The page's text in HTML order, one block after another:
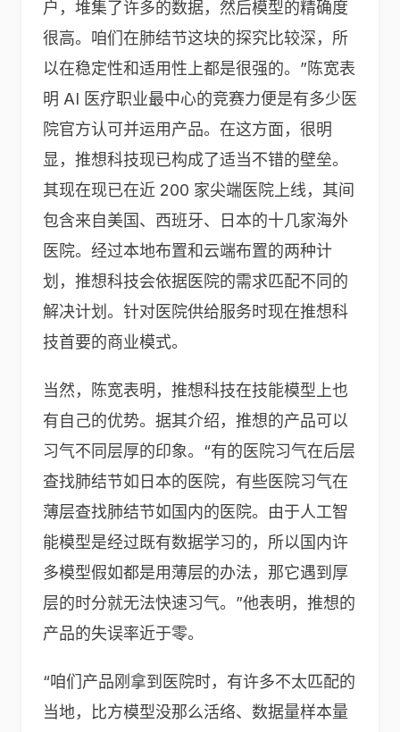
户，堆集了许多的数据，然后模型的精确度
很高。咱们在肺结节这块的探究比较深，所
以在稳定性和适用性上都是很强的。”陈宽表
明 AI 医疗职业最中心的竞赛力便是有多少医
院官方认可并运用产品。在这方面，很明
显，推想科技现已构成了适当不错的壁垒。
其现在现已在近 200 家尖端医院上线，其间
包含来自美国、西班牙、日本的十几家海外
医院。经过本地布置和云端布置的两种计
划，推想科技会依据医院的需求匹配不同的
解决计划。针对医院供给服务时现在推想科
技首要的商业模式。
当然，陈宽表明，推想科技在技能模型上也
有自己的优势。据其介绍，推想的产品可以
习气不同层厚的印象。“有的医院习气在后层
查找肺结节如日本的医院，有些医院习气在
薄层查找肺结节如国内的医院。由于人工智
能模型是经过既有数据学习的，所以国内许
多模型假如都是用薄层的办法，那它遇到厚
层的时分就无法快速习气。”他表明，推想的
产品的失误率近于零。
“咱们产品刚拿到医院时，有许多不太匹配的
当地，比方模型没那么活络、数据量样本量